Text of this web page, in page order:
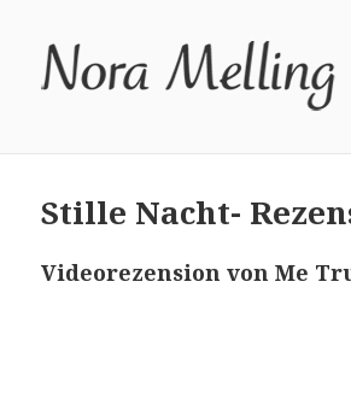
Stille Nacht-
Videorezension von Me